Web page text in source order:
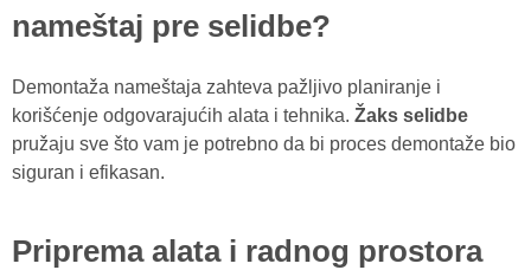
nameštaj pre selidbe?
Demontaža nameštaja zahteva pažljivo planiranje i
korišćenje odgovarajućih alata i tehnika. Žaks selidbe
pružaju sve što vam je potrebno da bi proces demontaže bio
siguran i efikasan.
Priprema alata i radnog prostora